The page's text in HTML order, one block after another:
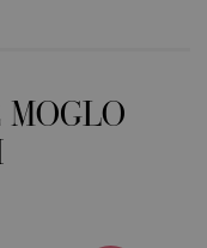
MOGLO